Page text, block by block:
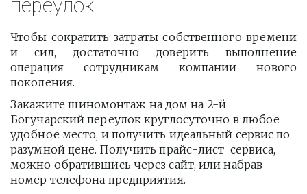
переулок
Чтобы сократить затраты собственного времени
и сил, достаточно доверить выполнение
операция сотрудникам компании нового
поколения.
Закажите шиномонтаж на дом на 2-й
Богучарский переулок круглосуточно в любое
удобное место, и получить идеальный сервис по
разумной цене. Получить прайс-лист  сервиса,
можно обратившись через сайт, или набрав
номер телефона предприятия.